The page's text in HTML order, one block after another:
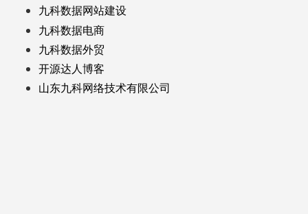
九科数据网站建设
九科数据电商
九科数据外贸
开源达人博客
山东九科网络技术有限公司